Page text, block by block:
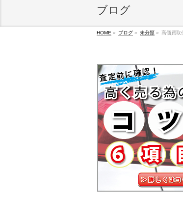
ブログ
HOME » ブログ » 未分類 » 高価買取